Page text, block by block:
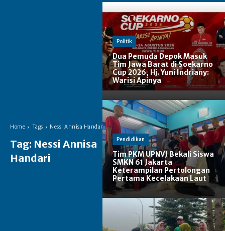
Home Tags Nessi Annisa Handari
Tag: Nessi Annisa
Handari
Politik
Dua Pemuda Depok Masuk
Tim Jawa Barat di Soekarno
Cup 2026, Hj. Yuni Indriany:
Warisi Apinya
Pendidikan
Tim PKM UPNVJ Bekali Siswa
SMKN 61 Jakarta
Keterampilan Pertolongan
Pertama Kecelakaan Laut